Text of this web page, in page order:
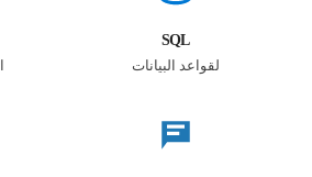
SQL
لقواعد البيانات